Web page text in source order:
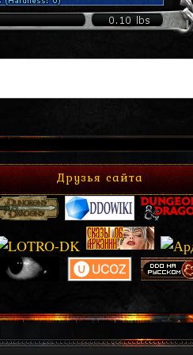
Друзья сайта